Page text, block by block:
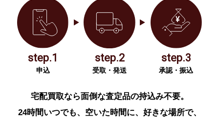
step.1
申込
step.2
受取・発送
step.3
承認・振込
宅配買取なら面倒な査定品の持込み不要。
24時間いつでも、空いた時間に、好きな場所で、